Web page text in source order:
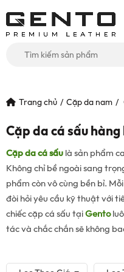
Trang chủ Cặp da nam
Cặp da cá sấu
Cặp da cá sấulà sản phẩm
Không chỉ bề ngoài sang
phẩm còn vô cùng bền bỉ.
đòi hỏi yêu cầu kỹ thuật với
chiếc cặp cá sấu tạiGento
tác và chắc chắn sẽ không